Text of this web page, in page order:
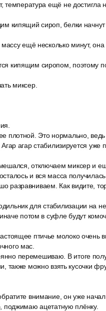
температура ещё не достигла
кипящий сироп, белки начнут
ещё несколько минут,
кипящим сиропом, поэтому
миксер.
плотной. Это нормально,
агар стабилизируется уже
отключаем миксер и
и вся масса
разравниваем. Как видите,
для стабилизации на
потом в суфле будут
птичье молоко очень
мас.
перемешиваю. В итоге
также можно взять кусочки
внимание, он уже начал
поджимаю ацетатную плёнку.